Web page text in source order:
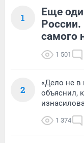
1
Еще
самого
1 501
2
«Дело не в
объяснил,
1 374